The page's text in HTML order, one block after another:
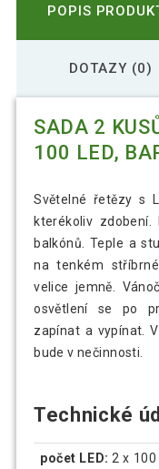
POPIS
DOTAZY (0)
SADA 2
100 LED,
Světelné řetězy s
kterékoliv
balkónů. Teple a
na tenkém
velice jemně.
osvětlení se po
zapínat a vypínat.
bude v nečinnosti.
Technické
počet LED: 2 x 100